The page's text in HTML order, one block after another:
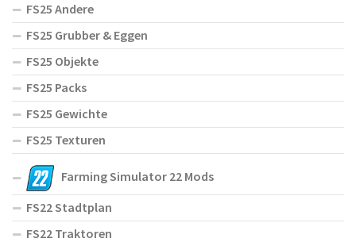
FS25 Andere
FS25 Grubber & Eggen
FS25 Objekte
FS25 Packs
FS25 Gewichte
FS25 Texturen
Farming Simulator 22 Mods
FS22 Stadtplan
FS22 Traktoren